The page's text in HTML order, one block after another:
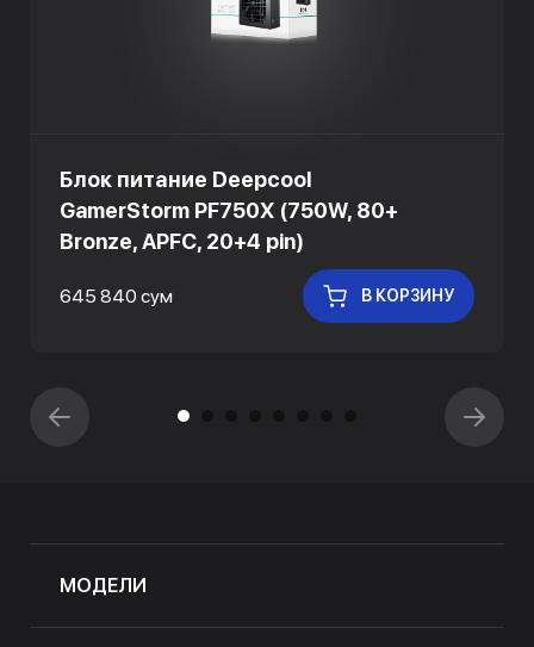
Блок питание Deepcool
GamerStorm PF750X (750W, 80+
Bronze, APFC, 20+4 pin)
645 840 сум В КОРЗИНУ
МОДЕЛИ